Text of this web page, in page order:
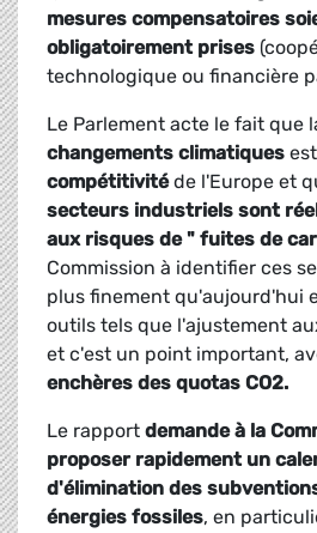
mesures compensatoires
obligatoirement prises
technologique ou financière
Le Parlement acte le fait que
changements climatiques
compétitivitéde l'Europe et
secteurs industriels sont
aux risques de " fuites de
Commission à identifier ces
plus finement qu'aujourd'hui
outils tels que l'ajustement
et c'est un point important,
enchères des quotas CO2.
Le rapport demande à la
proposer rapidement un
d'élimination des
énergies fossiles, en